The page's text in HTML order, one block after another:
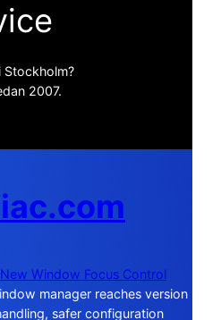
Stockholm?
2007.
Window Focus Control
manager reaches version
safer configuration